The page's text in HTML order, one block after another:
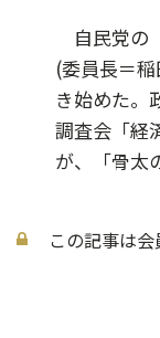
自民党の
(委員長＝
き始めた。
調査会「経
が、「骨太
この記事は